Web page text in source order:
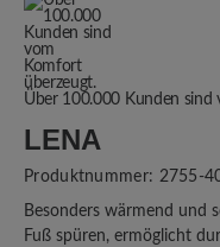
Über 100.000 Kunden sind
LENA
Produktnummer: 2755-
Besonders wärmend und
Fuß spüren, ermöglicht